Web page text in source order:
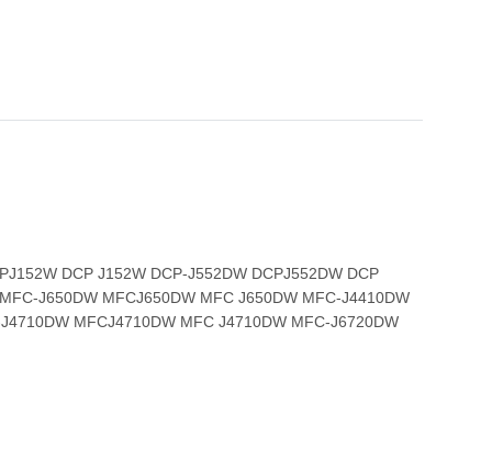
DCP J152W DCP-J552DW DCPJ552DW DCP
J650DW MFCJ650DW MFC J650DW MFC-J4410DW
MFCJ4710DW MFC J4710DW MFC-J6720DW